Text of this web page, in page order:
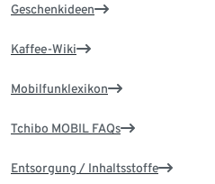
Geschenkideen
Kaffee-Wiki
Mobilfunklexikon
Tchibo MOBIL FAQs
Entsorgung / Inhaltsstoffe